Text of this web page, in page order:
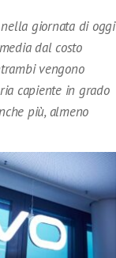
giornata di oggi
dal costo
vengono
capiente in grado
più, almeno